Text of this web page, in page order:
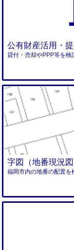
公有財産活用・
貸付・売却やPPP等を検
字図（地番現況
福岡市内の地番の配置を